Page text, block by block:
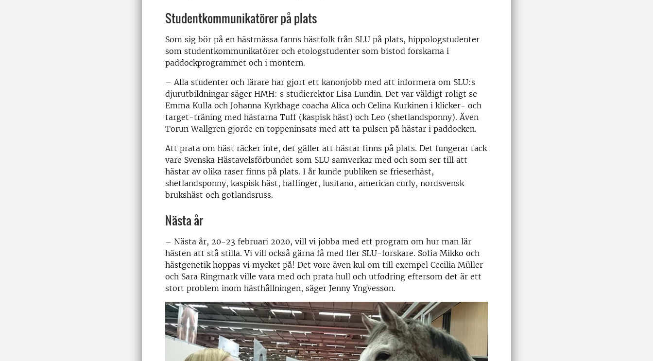
Studentkommunikatörer på plats
Som sig bör på en hästmässa fanns hästfolk från SLU på plats, hippologstudenter
som studentkommunikatörer och etologstudenter som bistod forskarna i
paddockprogrammet och i montern.
– Alla studenter och lärare har gjort ett kanonjobb med att informera om SLU:s
djurutbildningar säger HMH: s studierektor Lisa Lundin. Det var väldigt roligt se
Emma Kulla och Johanna Kyrkhage coacha Alica och Celina Kurkinen i klicker- och
target-träning med hästarna Tuff (kaspisk häst) och Leo (shetlandsponny). Även
Torun Wallgren gjorde en toppeninsats med att ta pulsen på hästar i paddocken.
Att prata om häst räcker inte, det gäller att hästar finns på plats. Det fungerar tack
vare Svenska Hästavelsförbundet som SLU samverkar med och som ser till att
hästar av olika raser finns på plats. I år kunde publiken se frieserhäst,
shetlandsponny, kaspisk häst, haflinger, lusitano, american curly, nordsvensk
brukshäst och gotlandsruss.
Nästa år
– Nästa år, 20-23 februari 2020, vill vi jobba med ett program om hur man lär
hästen att stå stilla. Vi vill också gärna få med fler SLU-forskare. Sofia Mikko och
hästgenetik hoppas vi mycket på! Det vore även kul om till exempel Cecilia Müller
och Sara Ringmark ville vara med och prata hull och utfodring eftersom det är ett
stort problem inom hästhållningen, säger Jenny Yngvesson.